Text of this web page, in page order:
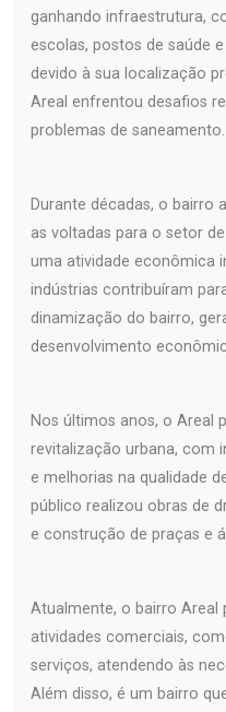
ganhando infraestrutura,
escolas, postos de saúde
devido à sua localização
Areal enfrentou desafios
problemas de saneamento.
Durante décadas, o bairro
as voltadas para o setor
uma atividade econômica
indústrias contribuíram
dinamização do bairro,
desenvolvimento
Nos últimos anos, o Areal
revitalização urbana, com
e melhorias na qualidade
público realizou obras de
e construção de praças e
Atualmente, o bairro Areal
atividades comerciais,
serviços, atendendo às
Além disso, é um bairro